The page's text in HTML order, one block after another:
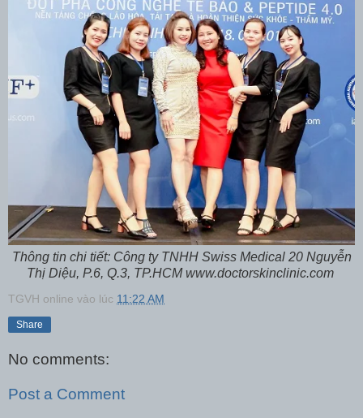
Thông tin chi tiết: Công ty TNHH Swiss Medical 20 Nguyễn
Thị Diệu, P.6, Q.3, TP.HCM www.doctorskinclinic.com
TGVH online vào lúc 11:22 AM
Share
No comments:
Post a Comment